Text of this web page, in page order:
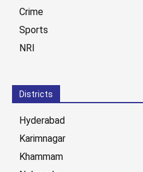
Crime
Sports
NRI
Districts
Hyderabad
Karimnagar
Khammam